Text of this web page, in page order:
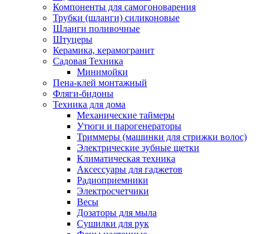
Компоненты для самогоноварения
Трубки (шланги) силиконовые
Шланги поливочные
Штуцеры
Керамика, керамогранит
Садовая Техника
Минимойки
Пена-клей монтажный
Фляги-бидоны
Техника для дома
Механические таймеры
Утюги и парогенераторы
Триммеры (машинки для стрижки волос)
Электрические зубные щетки
Климатическая техника
Аксессуары для гаджетов
Радиоприемники
Электросчетчики
Весы
Дозаторы для мыла
Сушилки для рук